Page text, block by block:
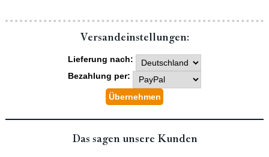
Versand­einstellungen:
Lieferung nach:
Bezahlung per:
Das sagen unsere Kunden